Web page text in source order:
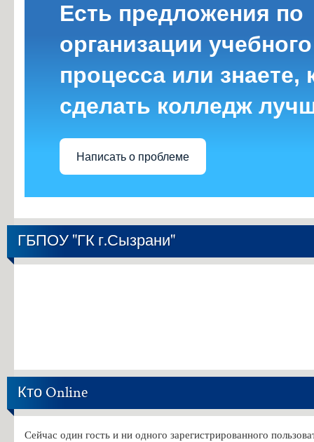
Есть предложения по
организации учебного
процесса или знаете,
сделать колледж
Написать о проблеме
ГБПОУ "ГК г.Сызрани"
Кто Online
Сейчас один гость и ни одного зарегистрированного